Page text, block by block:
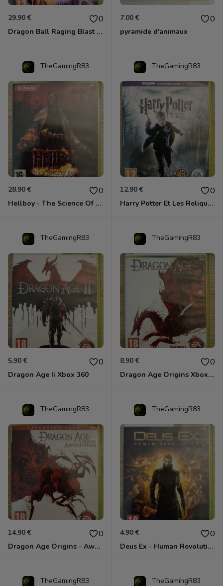
29.90 € 0
Dragon Ball Raging Blast 2 Xbox 360
7.00 € 0
pyramide d'animaux
TheGamingR83
28.90 € 0
Hellboy - The Science Of Evil Xbox 360
TheGamingR83
12.90 € 0
Harry Potter Et Les Reliques De La Mort - 1ère Partie Xbox 360
TheGamingR83
5.90 € 0
Dragon Age Ii Xbox 360
TheGamingR83
8.90 € 0
Dragon Age Origins Xbox 360
TheGamingR83
14.90 € 0
Dragon Age Origins - Awakening Xbox 360
TheGamingR83
4.90 € 0
Deus Ex - Human Revolution Xbox 360
TheGamingR83 TheGamingR83